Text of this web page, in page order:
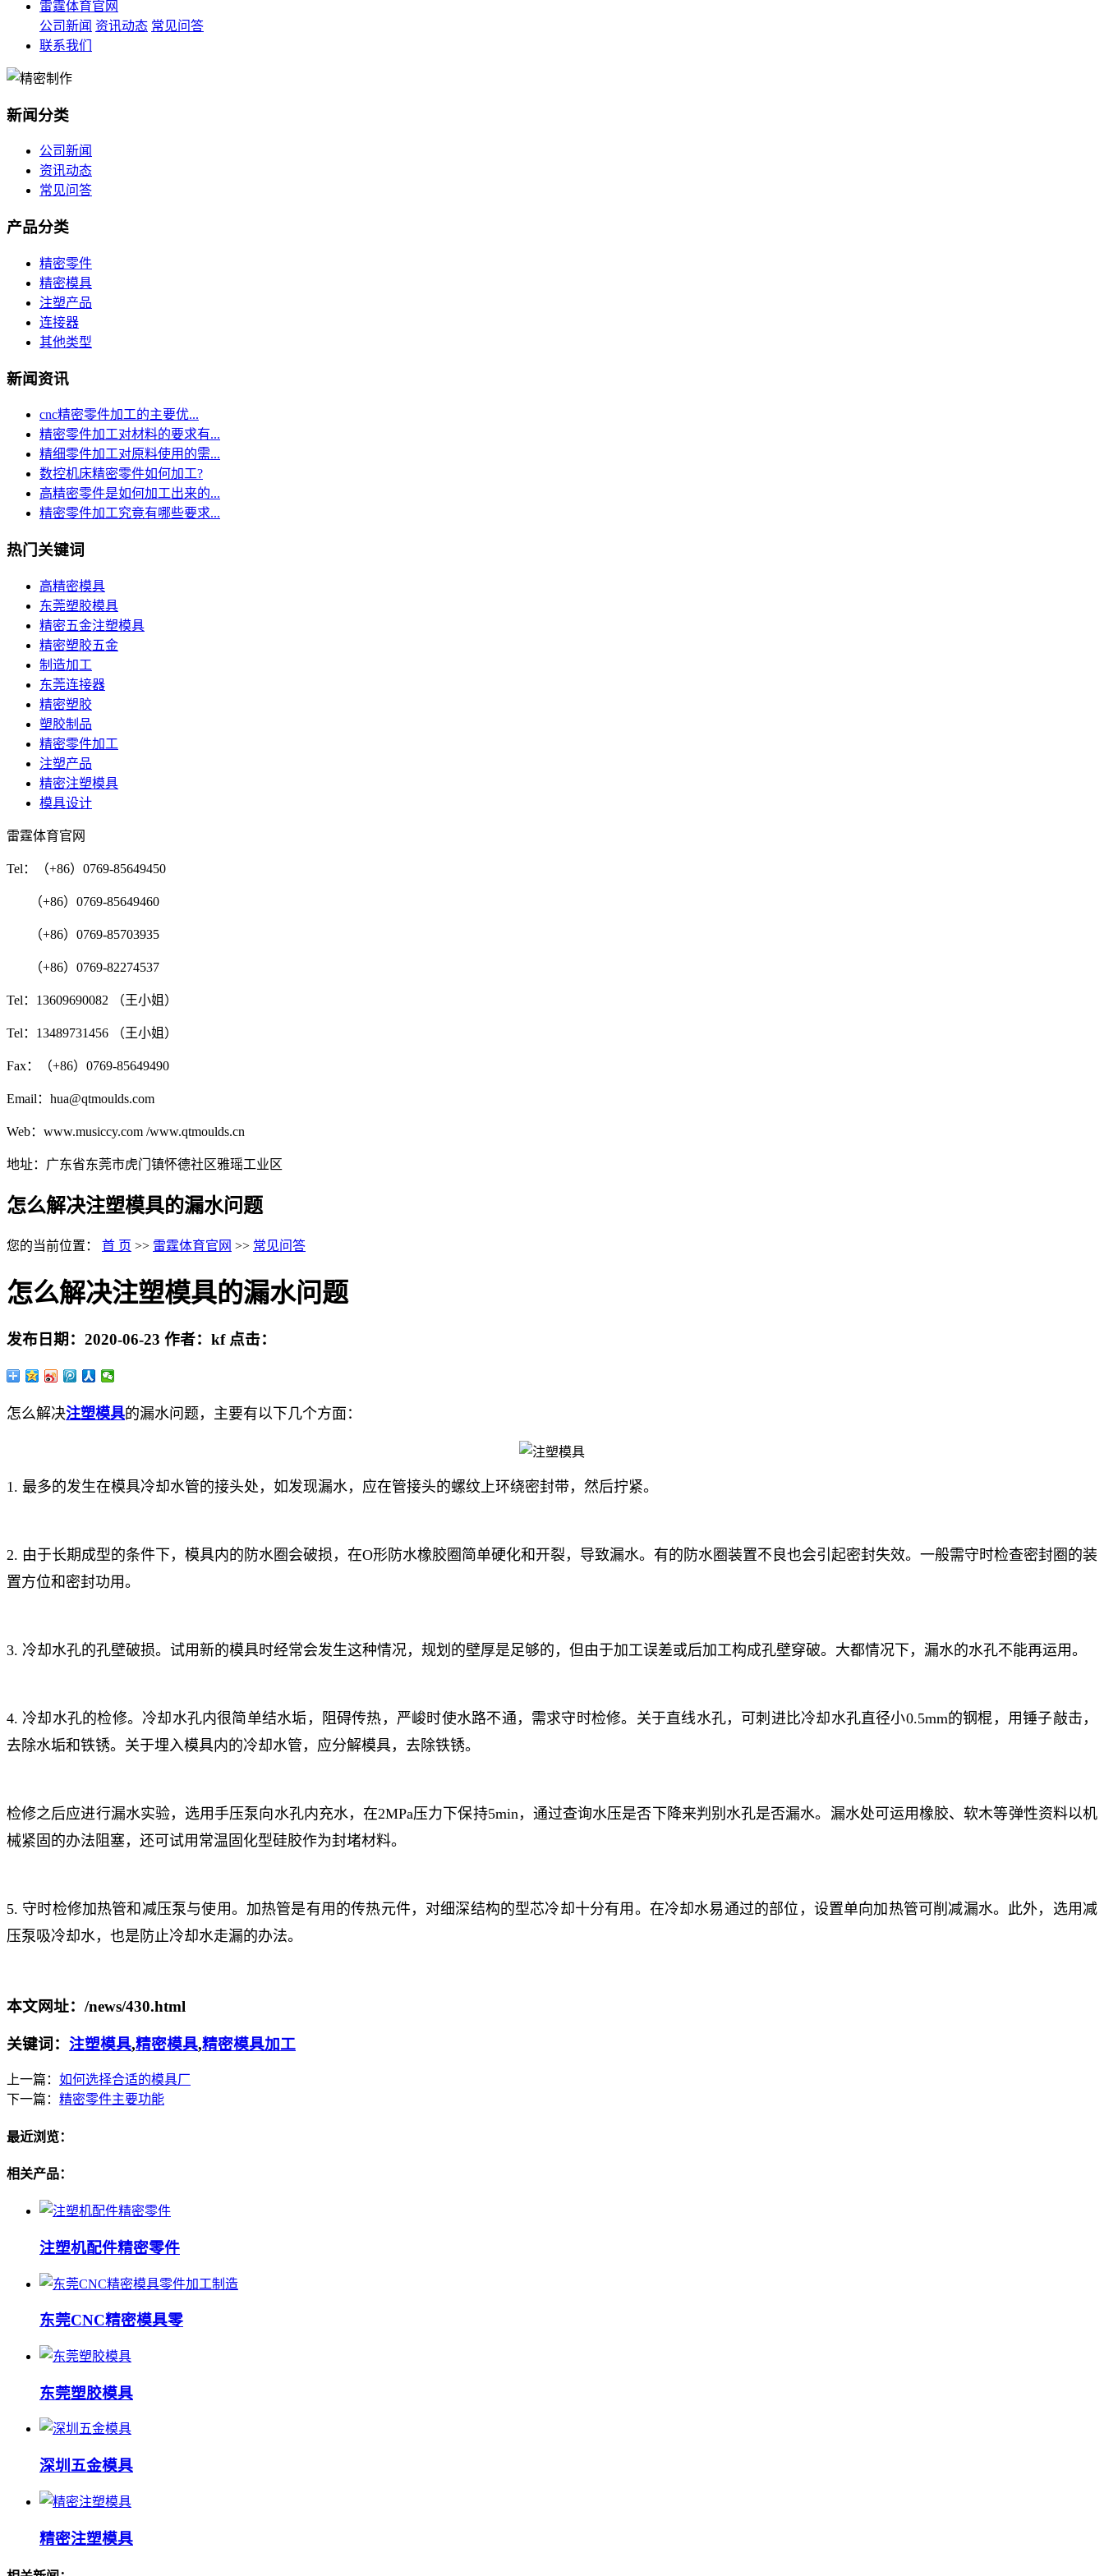
雷霆体育官网
公司新闻 资讯动态 常见问答
联系我们
新闻分类
公司新闻
资讯动态
常见问答
产品分类
精密零件
精密模具
注塑产品
连接器
其他类型
新闻资讯
cnc精密零件加工的主要优...
精密零件加工对材料的要求有...
精细零件加工对原料使用的需...
数控机床精密零件如何加工?
高精密零件是如何加工出来的...
精密零件加工究竟有哪些要求...
热门关键词
高精密模具
东莞塑胶模具
精密五金注塑模具
精密塑胶五金
制造加工
东莞连接器
精密塑胶
塑胶制品
精密零件加工
注塑产品
精密注塑模具
模具设计
雷霆体育官网
Tel：（+86）0769-85649450
（+86）0769-85649460
（+86）0769-85703935
（+86）0769-82274537
Tel：13609690082 （王小姐）
Tel：13489731456 （王小姐）
Fax：（+86）0769-85649490
Email：hua@qtmoulds.com
Web：www.musiccy.com /www.qtmoulds.cn
地址：广东省东莞市虎门镇怀德社区雅瑶工业区
怎么解决注塑模具的漏水问题
您的当前位置： 首 页 >> 雷霆体育官网 >> 常见问答
怎么解决注塑模具的漏水问题
发布日期： 2020-06-23 作者： kf点击：
怎么解决注塑模具的漏水问题，主要有以下几个方面：
1. 最多的发生在模具冷却水管的接头处，如发现漏水，应在管接头的螺纹上环绕密封带，然后拧紧。
2. 由于长期成型的条件下，模具内的防水圈会破损，在O形防水橡胶圈简单硬化和开裂，导致漏水。有的防水圈装置不良也会引起密封失效。一般需守时检查密封圈的装
置方位和密封功用。
3. 冷却水孔的孔壁破损。试用新的模具时经常会发生这种情况，规划的壁厚是足够的，但由于加工误差或后加工构成孔壁穿破。大都情况下，漏水的水孔不能再运用。
4. 冷却水孔的检修。冷却水孔内很简单结水垢，阻碍传热，严峻时使水路不通，需求守时检修。关于直线水孔，可刺进比冷却水孔直径小0.5mm的钢棍，用锤子敲击，
去除水垢和铁锈。关于埋入模具内的冷却水管，应分解模具，去除铁锈。
检修之后应进行漏水实验，选用手压泵向水孔内充水，在2MPa压力下保持5min，通过查询水压是否下降来判别水孔是否漏水。漏水处可运用橡胶、软木等弹性资料以机
械紧固的办法阻塞，还可试用常温固化型硅胶作为封堵材料。
5. 守时检修加热管和减压泵与使用。加热管是有用的传热元件，对细深结构的型芯冷却十分有用。在冷却水易通过的部位，设置单向加热管可削减漏水。此外，选用减
压泵吸冷却水，也是防止冷却水走漏的办法。
本文网址：/news/430.html
关键词： 注塑模具,精密模具,精密模具加工
上一篇： 如何选择合适的模具厂
下一篇： 精密零件主要功能
最近浏览：
相关产品：
注塑机配件精密零件
东莞CNC精密模具零
东莞塑胶模具
深圳五金模具
精密注塑模具